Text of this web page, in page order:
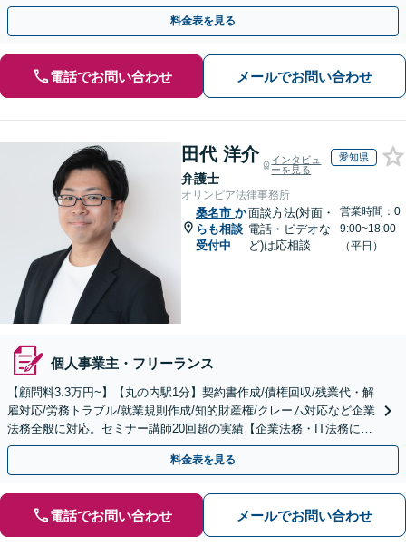
しセミナー講師なども担当【初回相談無料】
料金表を見る
電話でお問い合わせ メールでお問い合わせ
田代 洋介
弁護士
インタビュ
ーを見る
愛知県
オリンピア法律事務所
桑名市 か
らも相談
受付中
面談方法(対面・
電話・ビデオな
ど)は応相談
営業時間：0
9:00~18:00
（平日）
個人事業主・フリーランス
【顧問料3.3万円~】【丸の内駅1分】契約書作成/債権回収/残業代・解
雇対応/労務トラブル/就業規則作成/知的財産権/クレーム対応など企業
法務全般に対応。セミナー講師20回超の実績【企業法務・IT法務に精
通】
料金表を見る
電話でお問い合わせ メールでお問い合わせ